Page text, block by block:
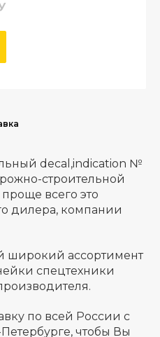
decal,indication №
строительной
всего это
дилера, компании
широкий ассортимент
спецтехники
по всей России с
чтобы Вы